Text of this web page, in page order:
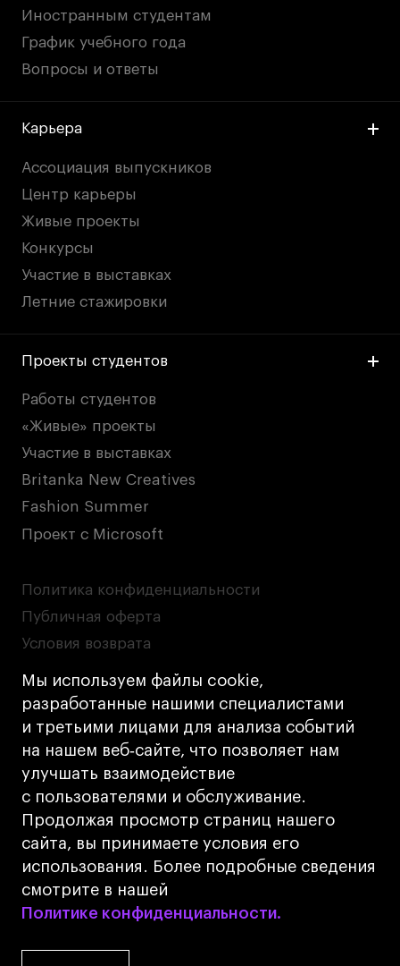
Мы используем файлы cookie,
разработанные нашими специалистами
и третьими лицами для анализа событий
на нашем веб‑сайте, что позволяет нам
улучшать взаимодействие
с пользователями и обслуживание.
Продолжая просмотр страниц нашего
сайта, вы принимаете условия его
использования. Более подробные сведения
смотрите в нашей
Политике конфиденциальности.
Политике конфиденциальности.
Иностранным студентам
График учебного года
Вопросы и ответы
Карьера
Ассоциация выпускников
Центр карьеры
Живые проекты
Конкурсы
Участие в выставках
Летние стажировки
Проекты студентов
Работы студентов
«Живые» проекты
Участие в выставках
Britanka New Creatives
Fashion Summer
Проект с Microsoft
© 2026 БВШД
Политика конфиденциальности
Публичная оферта
Условия возврата
Кредит на образование с господдержкой
Лицензия на осуществление образовательной
деятельности АНО ВО «Универсальный
Университет»
Карта сайта
Дизайн
Разработка